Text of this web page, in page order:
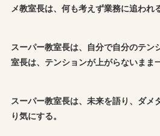
メ教室長は、何も考えず業務に追われる
スーパー教室長は、自分で自分のテン
室長は、テンションが上がらないまま
スーパー教室長は、未来を語り、ダメ
り気にする。